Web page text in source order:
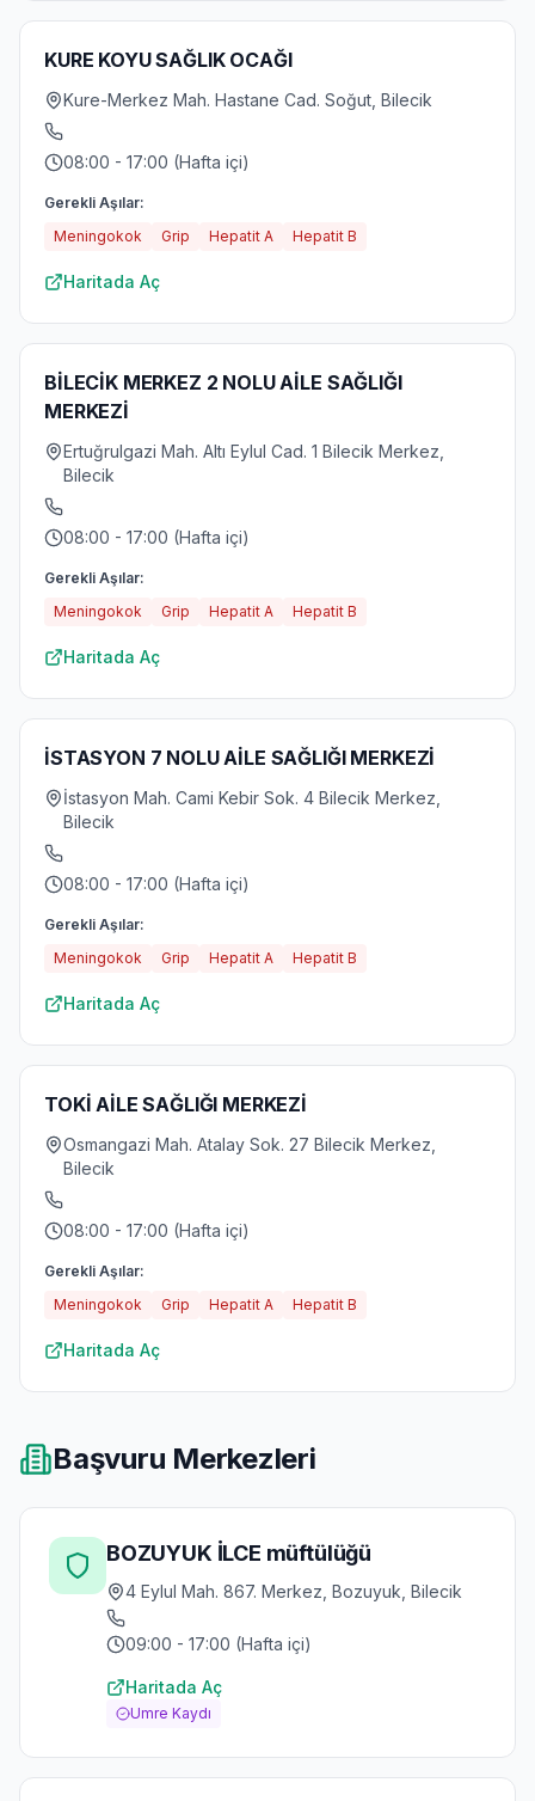
KURE KOYU SAĞLIK OCAĞI
Kure-Merkez Mah. Hastane Cad. Soğut, Bilecik
08:00 - 17:00 (Hafta içi)
Gerekli Aşılar:
Meningokok
Grip Hepatit A Hepatit B
Haritada Aç
BİLECİK MERKEZ 2 NOLU AİLE SAĞLIĞI
MERKEZİ
Ertuğrulgazi Mah. Altı Eylul Cad. 1 Bilecik Merkez,
Bilecik
08:00 - 17:00 (Hafta içi)
Gerekli Aşılar:
Meningokok
Grip Hepatit A Hepatit B
Haritada Aç
İSTASYON 7 NOLU AİLE SAĞLIĞI MERKEZİ
İstasyon Mah. Cami Kebir Sok. 4 Bilecik Merkez,
Bilecik
08:00 - 17:00 (Hafta içi)
Gerekli Aşılar:
Meningokok
Grip Hepatit A Hepatit B
Haritada Aç
TOKİ AİLE SAĞLIĞI MERKEZİ
Osmangazi Mah. Atalay Sok. 27 Bilecik Merkez,
Bilecik
08:00 - 17:00 (Hafta içi)
Gerekli Aşılar:
Meningokok
Grip Hepatit A Hepatit B
Haritada Aç
Başvuru Merkezleri
BOZUYUK İLCE müftülüğü
4 Eylul Mah. 867. Merkez, Bozuyuk, Bilecik
09:00 - 17:00 (Hafta içi)
Haritada Aç
Umre Kaydı